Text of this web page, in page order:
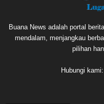
Buana News adalah portal
mendalam, menjangkau
pilihan
Hubungi kami: